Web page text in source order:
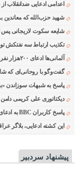
اعدامی ادعایی ضدانقلاب
شهید حزب‌الله که معاندین
شایعه سکوت لاریجانی پس
تکذیب ارتباط سه نفتکش
آلمانی‌ها ادعای ۲۰۰هزار نفری مونیخ را زیر سوال بردند
گفت‌وگو با روحانی‌ای که
پاسخ به شبهات سوزاندن
دیکتاتوری علی کریمی دامن
پاسخ کاربران BBC به ادعای ارژنگ امیرفضلی
این کشته ادعایی، بلاگر
پیشنهاد سردبیر